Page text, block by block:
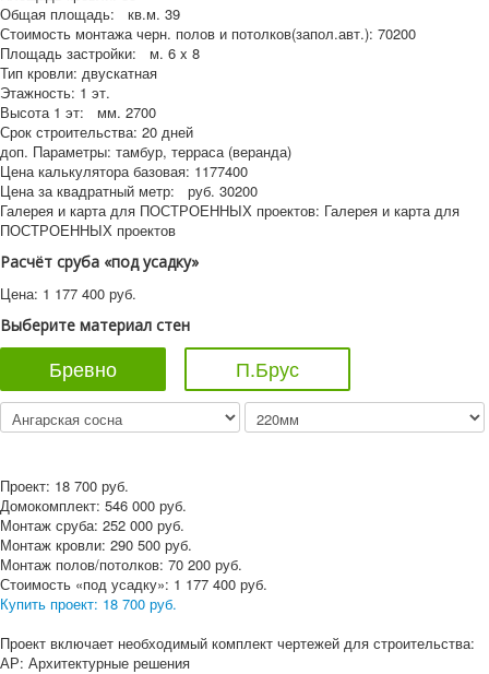
Общая площадь:
кв.м. 39
Стоимость монтажа черн. полов и потолков(запол.авт.): 70200
Площадь застройки:
м. 6 x 8
Тип кровли: двускатная
Этажность: 1 эт.
Высота 1 эт:
мм. 2700
Срок строительства: 20 дней
доп. Параметры: тамбур, терраса (веранда)
Цена калькулятора базовая: 1177400
Цена за квадратный метр:
руб. 30200
Галерея и карта для ПОСТРОЕННЫХ проектов: Галерея и карта для
ПОСТРОЕННЫХ проектов
Расчёт сруба «под усадку»
Цена: 1 177 400 руб.
Выберите материал стен
Бревно П.Брус
Проект: 18 700 руб.
Домокомплект: 546 000 руб.
Монтаж сруба: 252 000 руб.
Монтаж кровли: 290 500 руб.
Монтаж полов/потолков: 70 200 руб.
Стоимость «под усадку»: 1 177 400 руб.
Купить проект: 18 700 руб.
Проект включает необходимый комплект чертежей для строительства:
АР: Архитектурные решения